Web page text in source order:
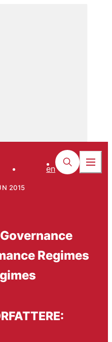
en
2015
Regimes